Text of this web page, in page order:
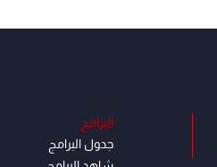
البرامج
جدول البرامج